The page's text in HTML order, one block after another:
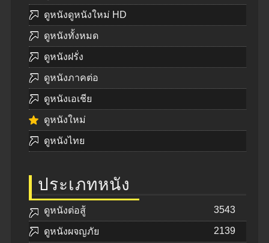
ดูหนังดูหนังใหม่ HD
ดูหนังทั้งหมด
ดูหนังฝรั่ง
ดูหนังภาคต่อ
ดูหนังเอเชีย
ดูหนังใหม่
ดูหนังไทย
ประเภทหนัง
ดูหนังต่อสู้ 3543
ดูหนังผจญภัย 2139